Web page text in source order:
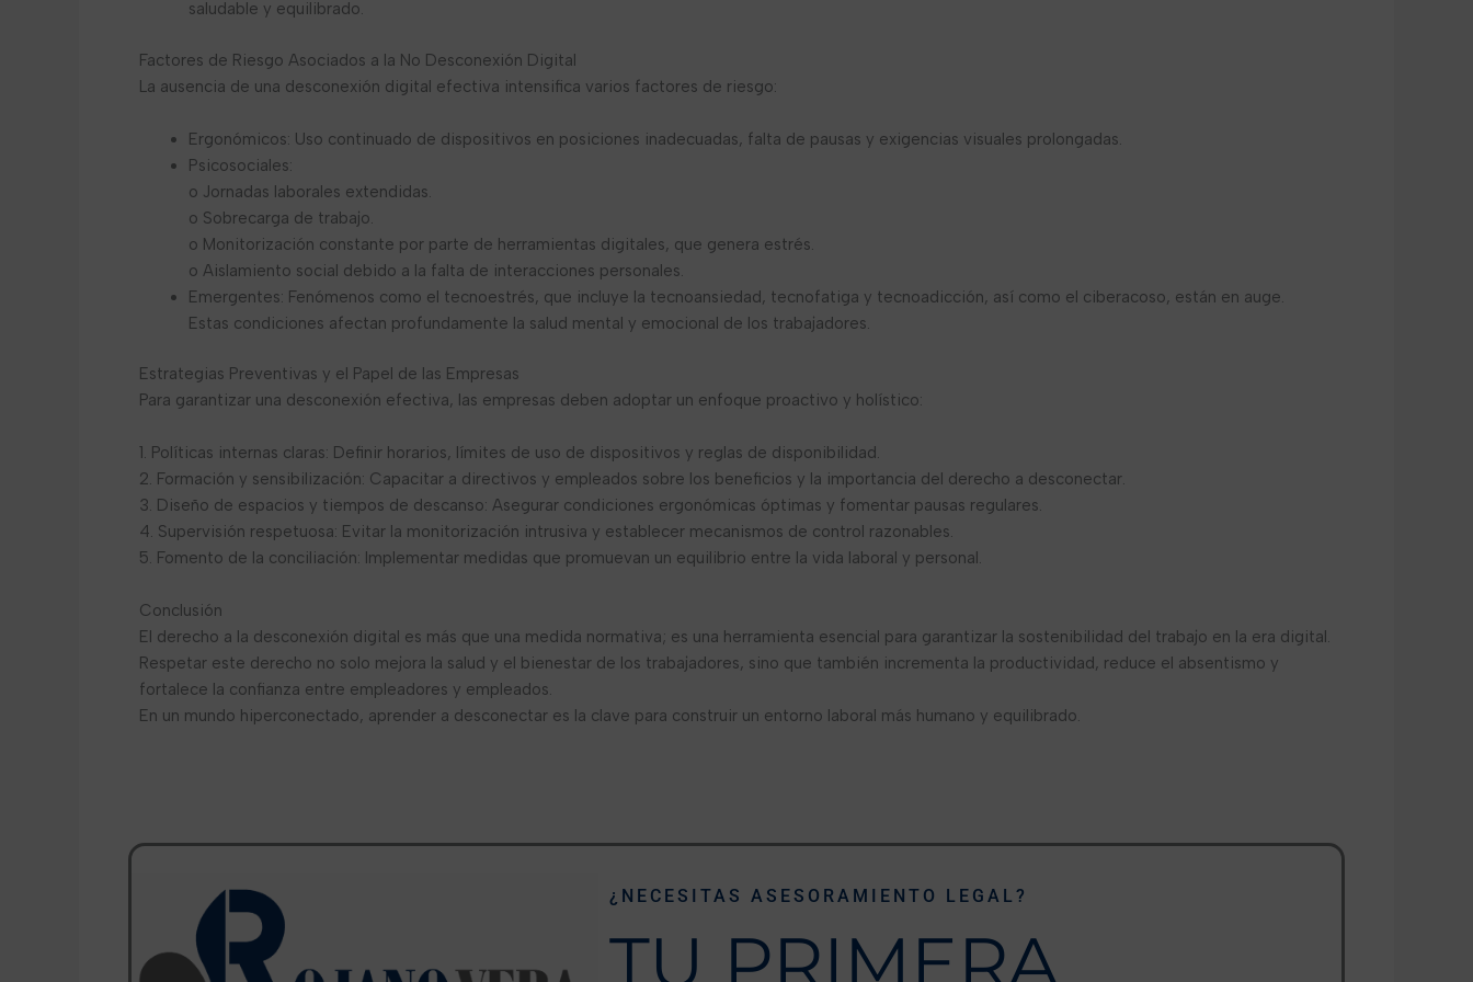
saludable y equilibrado.
Factores de Riesgo Asociados a la No Desconexión Digital
La ausencia de una desconexión digital efectiva intensifica varios factores de riesgo:
Ergonómicos: Uso continuado de dispositivos en posiciones inadecuadas, falta de pausas y exigencias visuales prolongadas.
Psicosociales:
o Jornadas laborales extendidas.
o Sobrecarga de trabajo.
o Monitorización constante por parte de herramientas digitales, que genera estrés.
o Aislamiento social debido a la falta de interacciones personales.
Emergentes: Fenómenos como el tecnoestrés, que incluye la tecnoansiedad, tecnofatiga y tecnoadicción, así como el ciberacoso, están en auge.
Estas condiciones afectan profundamente la salud mental y emocional de los trabajadores.
Estrategias Preventivas y el Papel de las Empresas
Para garantizar una desconexión efectiva, las empresas deben adoptar un enfoque proactivo y holístico:
1. Políticas internas claras: Definir horarios, límites de uso de dispositivos y reglas de disponibilidad.
2. Formación y sensibilización: Capacitar a directivos y empleados sobre los beneficios y la importancia del derecho a desconectar.
3. Diseño de espacios y tiempos de descanso: Asegurar condiciones ergonómicas óptimas y fomentar pausas regulares.
4. Supervisión respetuosa: Evitar la monitorización intrusiva y establecer mecanismos de control razonables.
5. Fomento de la conciliación: Implementar medidas que promuevan un equilibrio entre la vida laboral y personal.
Conclusión
El derecho a la desconexión digital es más que una medida normativa; es una herramienta esencial para garantizar la sostenibilidad del trabajo en la era digital.
Respetar este derecho no solo mejora la salud y el bienestar de los trabajadores, sino que también incrementa la productividad, reduce el absentismo y
fortalece la confianza entre empleadores y empleados.
En un mundo hiperconectado, aprender a desconectar es la clave para construir un entorno laboral más humano y equilibrado.
¿NECESITAS ASESORAMIENTO LEGAL?
TU PRIMERA